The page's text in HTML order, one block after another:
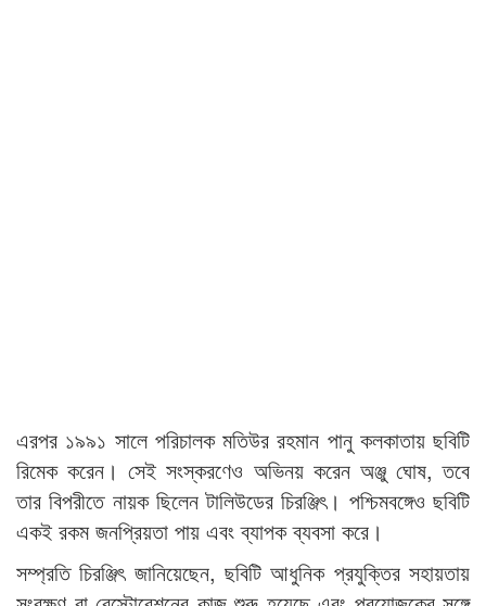
এরপর ১৯৯১ সালে পরিচালক মতিউর রহমান পানু কলকাতায় ছবিটি
রিমেক করেন। সেই সংস্করণেও অভিনয় করেন অঞ্জু ঘোষ, তবে
তার বিপরীতে নায়ক ছিলেন টালিউডের চিরঞ্জিৎ। পশ্চিমবঙ্গেও ছবিটি
একই রকম জনপ্রিয়তা পায় এবং ব্যাপক ব্যবসা করে।
সম্প্রতি চিরঞ্জিৎ জানিয়েছেন, ছবিটি আধুনিক প্রযুক্তির সহায়তায়